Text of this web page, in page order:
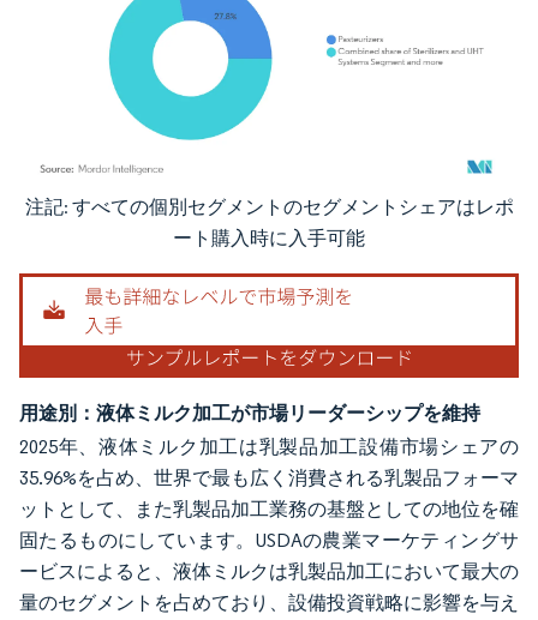
画像 © Mordor Intelligence。再利用にはCC BY 4.0の表示が必要です。
注記: すべての個別セグメントのセグメントシェアはレポ
ート購入時に入手可能
用途別：液体ミルク加工が市場リーダーシップを維持
2025年、液体ミルク加工は乳製品加工設備市場シェアの
35.96%を占め、世界で最も広く消費される乳製品フォーマ
ットとして、また乳製品加工業務の基盤としての地位を確
固たるものにしています。USDAの農業マーケティングサ
ービスによると、液体ミルクは乳製品加工において最大の
量のセグメントを占めており、設備投資戦略に影響を与え